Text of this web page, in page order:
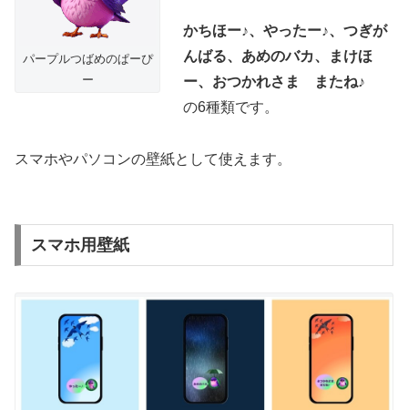
パープルつばめのぱーぴ
ー
かちほー♪、やったー♪、つぎが
んばる、あめのバカ、まけほ
ー、おつかれさま またね♪
の6種類です。
スマホやパソコンの壁紙として使えます。
スマホ用壁紙